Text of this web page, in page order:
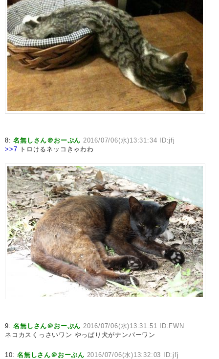
8:名無しさん＠おーぷん 2016/07/06(水)13:31:34 ID:jfj
>>7 トロけるネッコきゃわわ
9:名無しさん＠おーぷん 2016/07/06(水)13:31:51 ID:FWN
ネコカスくっさいワン やっぱり犬がナンバーワン
10:名無しさん＠おーぷん 2016/07/06(水)13:32:03 ID:jfj